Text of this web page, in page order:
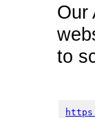
Our
to